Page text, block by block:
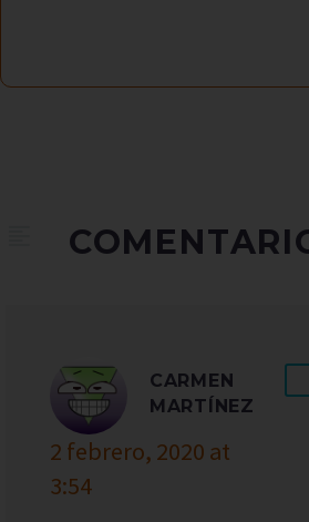
CARMEN
MARTÍNEZ
2 febrero, 2020 at
3:54